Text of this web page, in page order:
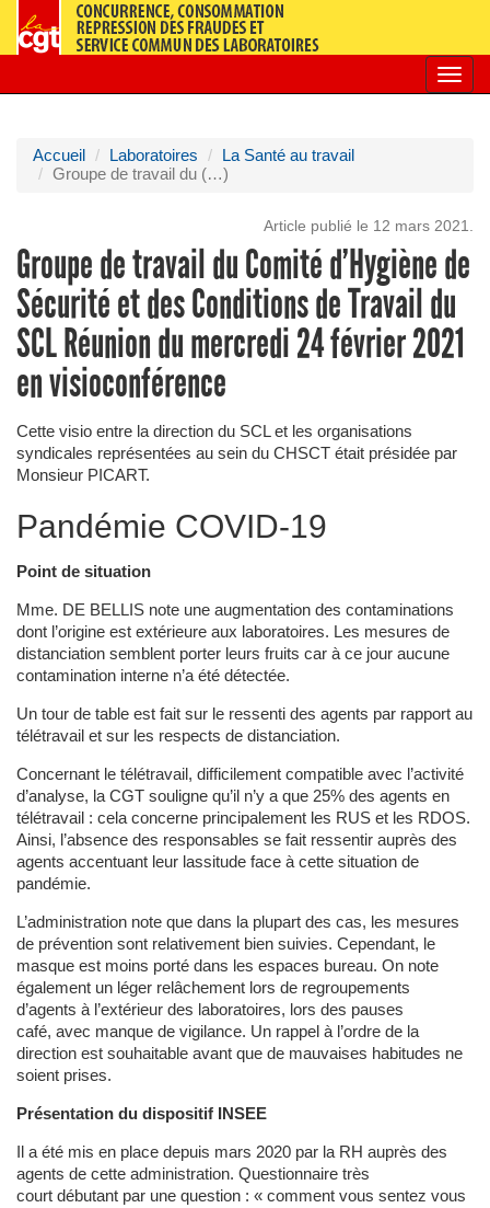
Accueil Laboratoires
La Santé au travail
Groupe de travail du (…)
Article publié le 12 mars 2021.
Groupe de travail du Comité d’Hygiène de
Sécurité et des Conditions de Travail du
SCL Réunion du mercredi 24 février 2021
en visioconférence
Cette visio entre la direction du SCL et les organisations
syndicales représentées au sein du CHSCT était présidée par
Monsieur PICART.
Pandémie COVID-19
Point de situation
Mme. DE BELLIS note une augmentation des contaminations
dont l’origine est extérieure aux laboratoires. Les mesures de
distanciation semblent porter leurs fruits car à ce jour aucune
contamination interne n’a été détectée.
Un tour de table est fait sur le ressenti des agents par rapport au
télétravail et sur les respects de distanciation.
Concernant le télétravail, difficilement compatible avec l’activité
d’analyse, la CGT souligne qu’il n’y a que 25% des agents en
télétravail : cela concerne principalement les RUS et les RDOS.
Ainsi, l’absence des responsables se fait ressentir auprès des
agents accentuant leur lassitude face à cette situation de
pandémie.
L’administration note que dans la plupart des cas, les mesures
de prévention sont relativement bien suivies. Cependant, le
masque est moins porté dans les espaces bureau. On note
également un léger relâchement lors de regroupements
d’agents à l’extérieur des laboratoires, lors des pauses
café, avec manque de vigilance. Un rappel à l’ordre de la
direction est souhaitable avant que de mauvaises habitudes ne
soient prises.
Présentation du dispositif INSEE
Il a été mis en place depuis mars 2020 par la RH auprès des
agents de cette administration. Questionnaire très
court débutant par une question : « comment vous sentez vous